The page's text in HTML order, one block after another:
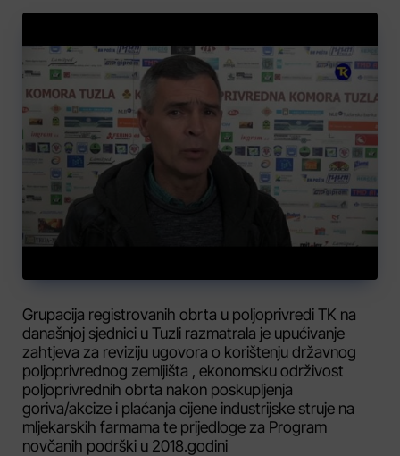
Grupacija registrovanih obrta u poljoprivredi TK na
današnjoj sjednici u Tuzli razmatrala je upućivanje
zahtjeva za reviziju ugovora o korištenju državnog
poljoprivrednog zemljišta , ekonomsku održivost
poljoprivrednih obrta nakon poskupljenja
goriva/akcize i plaćanja cijene industrijske struje na
mljekarskih farmama te prijedloge za Program
novčanih podrški u 2018.godini